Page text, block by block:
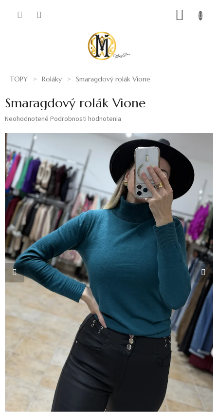
TOPY Roláky Smaragdový rolák Vione
Smaragdový rolák Vione
Priemerné
produktu
je
0,0
z
5
hviezdičiek.
Neohodnotené Podrobnosti hodnotenia